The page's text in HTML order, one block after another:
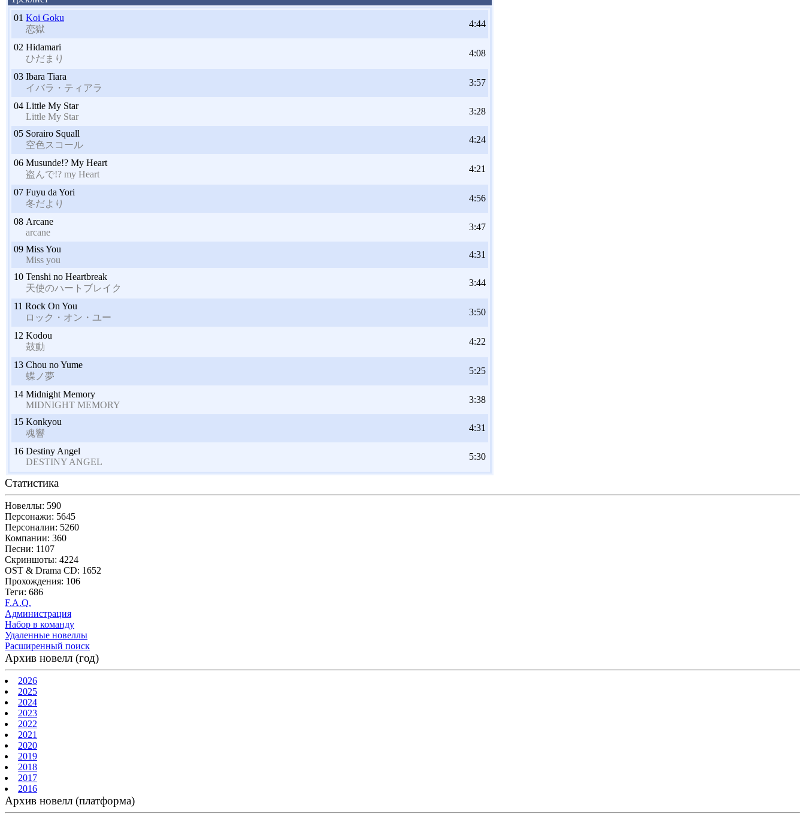
01 Koi Goku
恋獄
4:44
02 Hidamari
ひだまり
4:08
03 Ibara Tiara
イバラ・ティアラ
3:57
04 Little My Star
Little My Star
3:28
05 Sorairo Squall
空色スコール
4:24
06 Musunde!? My Heart
盗んで!? my Heart
4:21
07 Fuyu da Yori
冬だより
4:56
08 Arcane
arcane
3:47
09 Miss You
Miss you
4:31
10 Tenshi no Heartbreak
天使のハートブレイク
3:44
11 Rock On You
ロック・オン・ユー
3:50
12 Kodou
鼓動
4:22
13 Chou no Yume
蝶ノ夢
5:25
14 Midnight Memory
MIDNIGHT MEMORY
3:38
15 Konkyou
魂響
4:31
16 Destiny Angel
DESTINY ANGEL
5:30
Статистика
Новеллы: 590
Персонажи: 5645
Персоналии: 5260
Компании: 360
Песни: 1107
Скриншоты: 4224
OST & Drama CD: 1652
Прохождения: 106
Теги: 686
F.A.Q.
Администрация
Набор в команду
Удаленные новеллы
Расширенный поиск
Архив новелл (год)
2026
2025
2024
2023
2022
2021
2020
2019
2018
2017
2016
Архив новелл (платформа)